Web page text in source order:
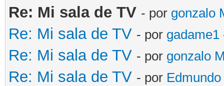
Re: Mi sala de TV - por gonzalo
Re: Mi sala de TV - por gadame1
Re: Mi sala de TV - por gonzalo
Re: Mi sala de TV - por Edmundo